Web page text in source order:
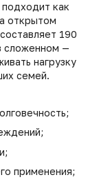
как
открытом
190
сложенном —
нагрузку
семей.
применения;